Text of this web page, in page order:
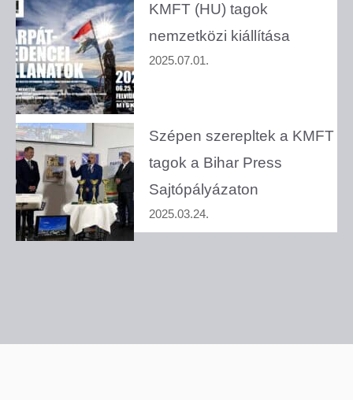
KMFT (HU) tagok
nemzetközi kiállítása
2025.07.01.
Szépen szerepltek a KMFT
tagok a Bihar Press
Sajtópályázaton
2025.03.24.